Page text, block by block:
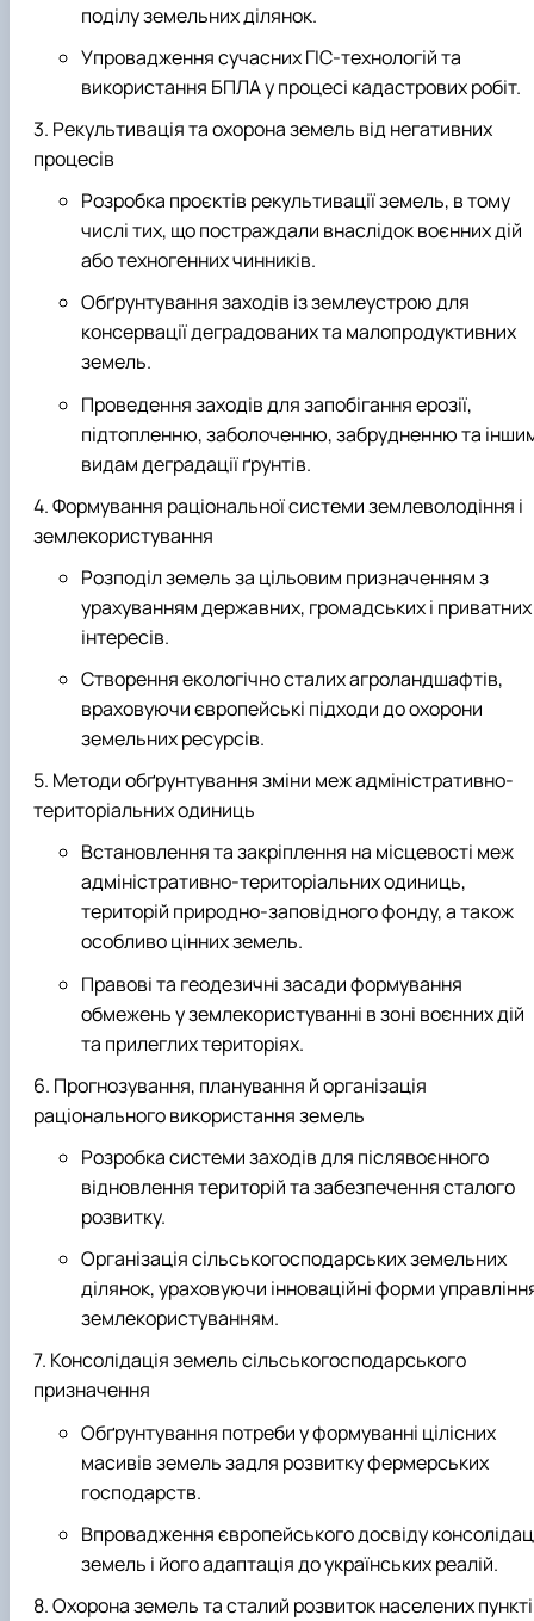
поділу земельних ділянок.
Упровадження сучасних ГІС-технологій та
використання БПЛА у процесі кадастрових робіт.
Рекультивація та охорона земель від негативних
процесів
Розробка проєктів рекультивації земель, в тому
числі тих, що постраждали внаслідок воєнних дій
або техногенних чинників.
Обґрунтування заходів із землеустрою для
консервації деградованих та малопродуктивних
земель.
Проведення заходів для запобігання ерозії,
підтопленню, заболоченню, забрудненню та
видам деградації ґрунтів.
Формування раціональної системи землеволодіння і
землекористування
Розподіл земель за цільовим призначенням з
урахуванням державних, громадських і приватних
інтересів.
Створення екологічно сталих агроландшафтів,
враховуючи європейські підходи до охорони
земельних ресурсів.
Методи обґрунтування зміни меж адміністративно-
територіальних одиниць
Встановлення та закріплення на місцевості меж
адміністративно-територіальних одиниць,
територій природно-заповідного фонду, а також
особливо цінних земель.
Правові та геодезичні засади формування
обмежень у землекористуванні в зоні воєнних дій
та прилеглих територіях.
Прогнозування, планування й організація
раціонального використання земель
Розробка системи заходів для післявоєнного
відновлення територій та забезпечення сталого
розвитку.
Організація сільськогосподарських земельних
ділянок, ураховуючи інноваційні форми
землекористуванням.
Консолідація земель сільськогосподарського
призначення
Обґрунтування потреби у формуванні цілісних
масивів земель задля розвитку фермерських
господарств.
Впровадження європейського досвіду
земель і його адаптація до українських реалій.
Охорона земель та сталий розвиток населених